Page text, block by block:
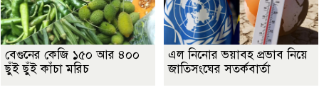
বেগুনের কেজি ১৫০ আর ৪০০
ছুঁই ছুঁই কাঁচা মরিচ
এল নিনোর ভয়াবহ প্রভাব নিয়ে
জাতিসংঘের সতর্কবার্তা